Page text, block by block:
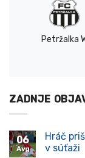
Petržalka
ZADNJE
06
Avg
Hráč
v súťaži